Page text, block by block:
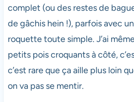
complet (ou des restes de
de gâchis hein !), parfois avec
roquette toute simple. J’ai
petits pois croquants à côté,
c’est rare que ça aille plus loin
on va pas se mentir.